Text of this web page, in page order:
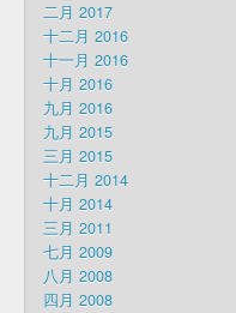
二月 2017
十二月 2016
十一月 2016
十月 2016
九月 2016
九月 2015
三月 2015
十二月 2014
十月 2014
三月 2011
七月 2009
八月 2008
四月 2008